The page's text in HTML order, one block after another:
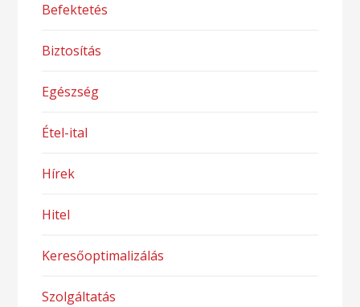
Befektetés
Biztosítás
Egészség
Étel-ital
Hírek
Hitel
Keresőoptimalizálás
Szolgáltatás